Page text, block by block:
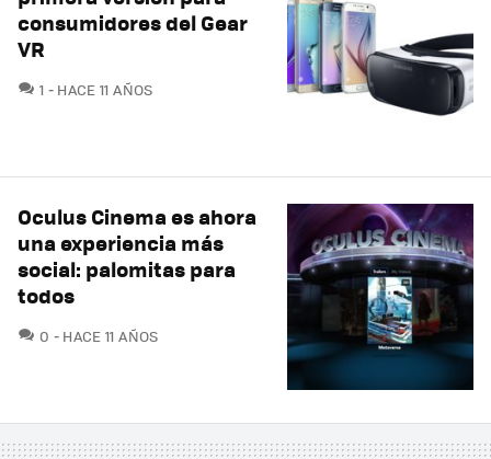
consumidores del Gear
VR
1 COMENTARIOS
HACE 11 AÑOS
Oculus Cinema es ahora
una experiencia más
social: palomitas para
todos
0 COMENTARIOS
HACE 11 AÑOS